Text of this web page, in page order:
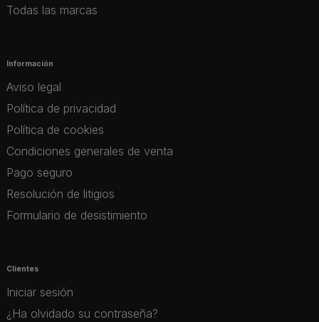
Todas las marcas
Información
Aviso legal
Política de privacidad
Política de cookies
Condiciones generales de venta
Pago seguro
Resolución de litigios
Formulario de desistimiento
Clientes
Iniciar sesión
¿Ha olvidado su contraseña?